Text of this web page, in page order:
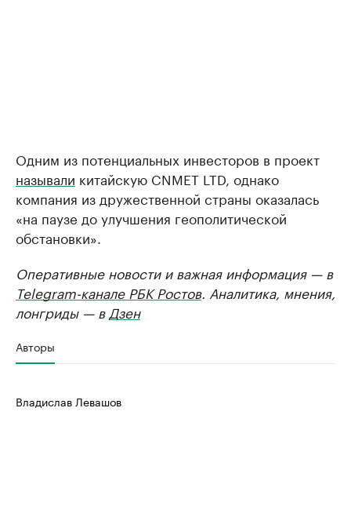
Одним из потенциальных инвесторов в проект
называли китайскую CNMET LTD, однако
компания из дружественной страны оказалась
«на паузе до улучшения геополитической
обстановки».
Оперативные новости и важная информация — в
Telegram-канале РБК Ростов. Аналитика, мнения,
лонгриды — в Дзен
Авторы
Владислав Левашов